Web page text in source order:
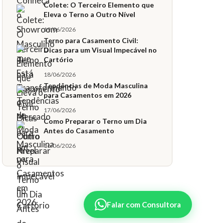
Colete: O Terceiro Elemento que
Eleva o Terno a Outro Nível
19/06/2026
Terno para Casamento Civil:
Dicas para um Visual Impecável no
Cartório
18/06/2026
Tendências de Moda Masculina
para Casamentos em 2026
17/06/2026
Como Preparar o Terno um Dia
Antes do Casamento
16/06/2026
Falar com Consultora